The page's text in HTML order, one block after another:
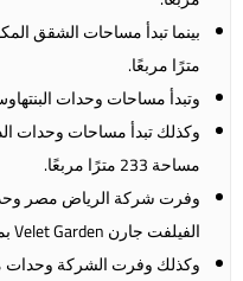
مترًا مربعًا.
وتبدأ مساحات وحدات البنتهاوس من
وكذلك تبدأ مساحات وحدات
مساحة 233 مترًا مربعًا.
وفرت شركة الرياض مصر
الفيلفت جارن Velet Garden بمساحات تبدأ من 172 مترًا مربعًا.